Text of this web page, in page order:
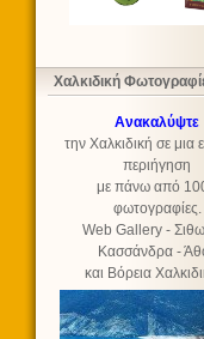
Χαλκιδική
Ανακαλύψτε
την Χαλκιδική σε μια
περιήγηση
με πάνω από
φωτογραφίες.
Web Gallery -
Κασσάνδρα -
και Βόρεια